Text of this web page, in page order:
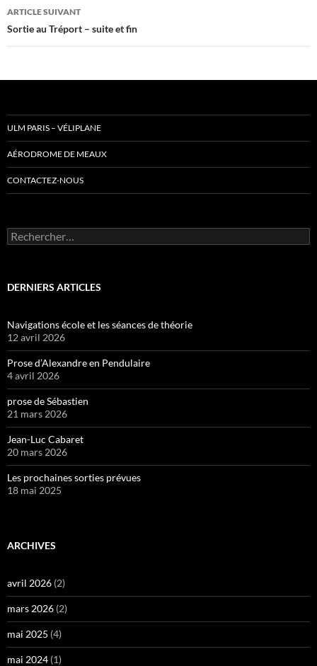
articles
ARTICLE SUIVANT
Sortie au Tréport – suite et fin
ULM PARIS – VÉLIPLANE
AÉRODROME DE MEAUX
CONTACTEZ-NOUS
Rechercher :
DERNIERS ARTICLES
Navigations école et les séances de théorie
12 avril 2026
Prose d’Alexandre en Pendulaire
4 avril 2026
prose de Sébastien
21 mars 2026
Jean-Luc Cabaret
20 mars 2026
Les prochaines sorties prévues
18 mai 2025
ARCHIVES
avril 2026 (2)
mars 2026 (2)
mai 2025 (4)
mai 2024 (1)